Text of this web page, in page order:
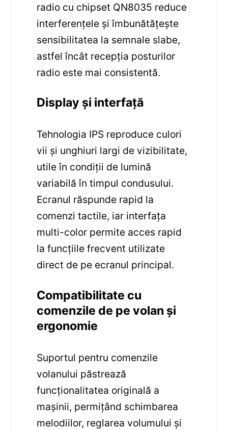
radio cu chipset QN8035 reduce
interferențele și îmbunătățește
sensibilitatea la semnale slabe,
astfel încât recepția posturilor
radio este mai consistentă.
Display și interfață
Tehnologia IPS reproduce culori
vii și unghiuri largi de vizibilitate,
utile în condiții de lumină
variabilă în timpul condusului.
Ecranul răspunde rapid la
comenzi tactile, iar interfața
multi-color permite acces rapid
la funcțiile frecvent utilizate
direct de pe ecranul principal.
Compatibilitate cu
comenzile de pe volan și
ergonomie
Suportul pentru comenzile
volanului păstrează
funcționalitatea originală a
mașinii, permițând schimbarea
melodiilor, reglarea volumului și